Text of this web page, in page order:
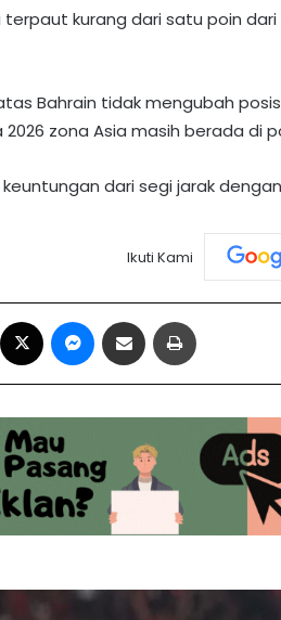
terpaut kurang dari satu poin
Bahrain tidak mengubah
2026 zona Asia masih berada
dari segi jarak
Ikuti Kami
Facebook Messenger
Share via Email